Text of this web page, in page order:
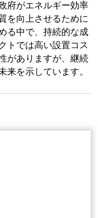
府がエネルギー効率
を向上させるために
る中で、持続的な成
トでは高い設置コス
がありますが、継続
を示しています。